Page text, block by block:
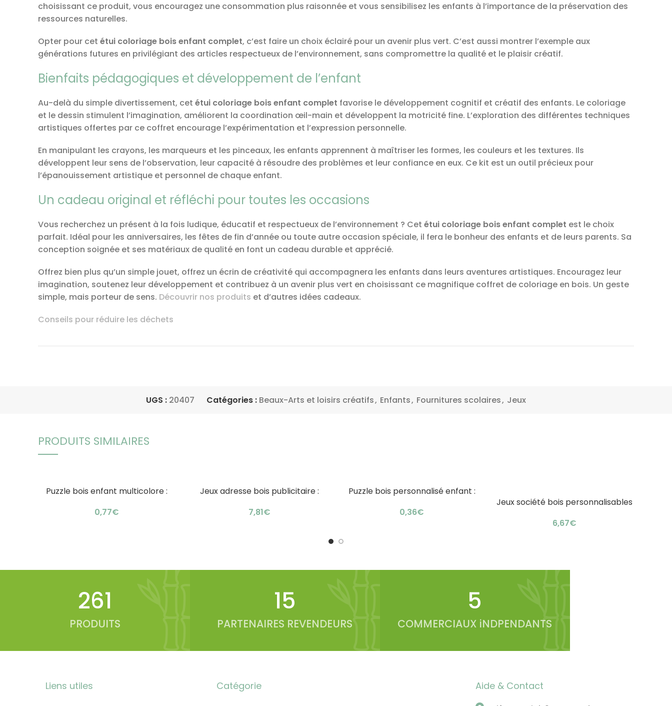
choisissant ce produit, vous encouragez une consommation plus raisonnée et vous sensibilisez les enfants à l’importance de la préservation des
ressources naturelles.
Opter pour cet étui coloriage bois enfant complet, c’est faire un choix éclairé pour un avenir plus vert. C’est aussi montrer l’exemple aux
générations futures en privilégiant des articles respectueux de l’environnement, sans compromettre la qualité et le plaisir créatif.
Bienfaits pédagogiques et développement de l’enfant
Au-delà du simple divertissement, cet étui coloriage bois enfant complet favorise le développement cognitif et créatif des enfants. Le coloriage
et le dessin stimulent l’imagination, améliorent la coordination œil-main et développent la motricité fine. L’exploration des différentes techniques
artistiques offertes par ce coffret encourage l’expérimentation et l’expression personnelle.
En manipulant les crayons, les marqueurs et les pinceaux, les enfants apprennent à maîtriser les formes, les couleurs et les textures. Ils
développent leur sens de l’observation, leur capacité à résoudre des problèmes et leur confiance en eux. Ce kit est un outil précieux pour
l’épanouissement artistique et personnel de chaque enfant.
Un cadeau original et réfléchi pour toutes les occasions
Vous recherchez un présent à la fois ludique, éducatif et respectueux de l’environnement ? Cet étui coloriage bois enfant complet est le choix
parfait. Idéal pour les anniversaires, les fêtes de fin d’année ou toute autre occasion spéciale, il fera le bonheur des enfants et de leurs parents. Sa
conception soignée et ses matériaux de qualité en font un cadeau durable et apprécié.
Offrez bien plus qu’un simple jouet, offrez un écrin de créativité qui accompagnera les enfants dans leurs aventures artistiques. Encouragez leur
imagination, soutenez leur développement et contribuez à un avenir plus vert en choisissant ce magnifique coffret de coloriage en bois. Un geste
simple, mais porteur de sens. Découvrir nos produits et d’autres idées cadeaux.
Conseils pour réduire les déchets
UGS : 20407 Catégories : Beaux-Arts et loisirs créatifs, Enfants, Fournitures scolaires, Jeux
PRODUITS SIMILAIRES
AJOUTER AU PANIER
Puzzle bois enfant multicolore :
€
AJOUTER AU PANIER
Jeux adresse bois publicitaire :
€
AJOUTER AU PANIER
Puzzle bois personnalisé enfant :
€
AJOUTER AU PANIER
Jeux société bois personnalisables
€
348
PRODUITS
20
PARTENAIRES REVENDEURS
6
COMMERCIAUX iNDPENDANTS
Liens utiles Catégorie Aide & Contact